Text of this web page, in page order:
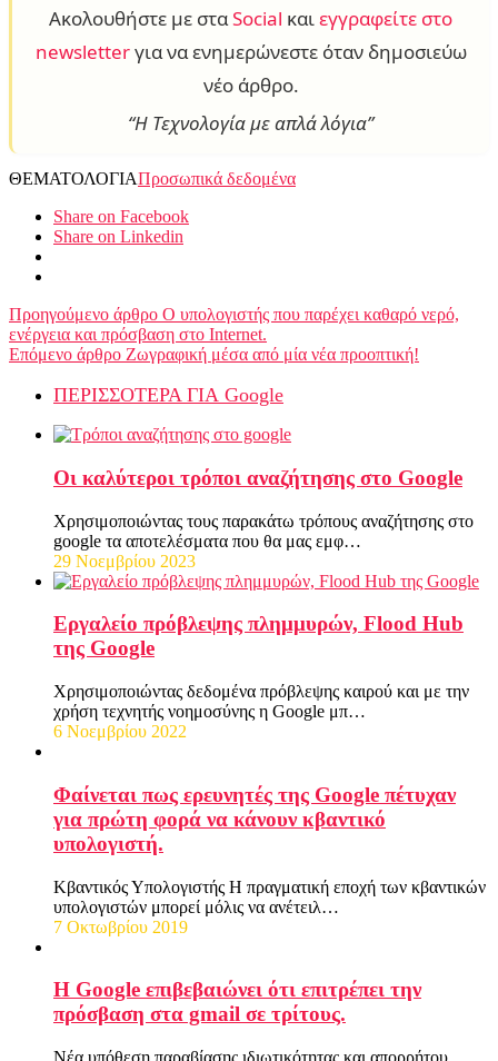
Ακολουθήστε με σταSocial καιεγγραφείτε στο
newsletterγια να ενημερώνεστε όταν δημοσιεύω
νέο άρθρο.
“Η Τεχνολογία με απλά λόγια”
ΘΕΜΑΤΟΛΟΓΙΑΠροσωπικά δεδομένα
Share on Facebook
Share on Linkedin
Προηγούμενο άρθρο Ο υπολογιστής που παρέχει καθαρό νερό,
ενέργεια και πρόσβαση στο Internet.
Επόμενο άρθρο Ζωγραφική μέσα από μία νέα προοπτική!
ΠΕΡΙΣΣΟΤΕΡΑ ΓΙΑ Google
Οι καλύτεροι τρόποι αναζήτησης στο Google
Χρησιμοποιώντας τους παρακάτω τρόπους αναζήτησης στο
google τα αποτελέσματα που θα μας εμφ…
29 Νοεμβρίου 2023
Εργαλείο πρόβλεψης πλημμυρών, Flood Hub
της Google
Χρησιμοποιώντας δεδομένα πρόβλεψης καιρού και με την
χρήση τεχνητής νοημοσύνης η Google μπ…
6 Νοεμβρίου 2022
Φαίνεται πως ερευνητές της Google πέτυχαν
για πρώτη φορά να κάνουν κβαντικό
υπολογιστή.
Κβαντικός Υπολογιστής Η πραγματική εποχή των κβαντικών
υπολογιστών μπορεί μόλις να ανέτειλ…
7 Οκτωβρίου 2019
Η Google επιβεβαιώνει ότι επιτρέπει την
πρόσβαση στα gmail σε τρίτους.
Νέα υπόθεση παραβίασης ιδιωτικότητας και απορρήτου